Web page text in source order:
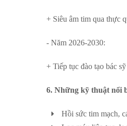
+ Siêu âm tim qua thực
- Năm 2026-2030:
+ Tiếp tục đào tạo bác
6. Những kỹ thuật nổi
Hồi sức tim mạch,